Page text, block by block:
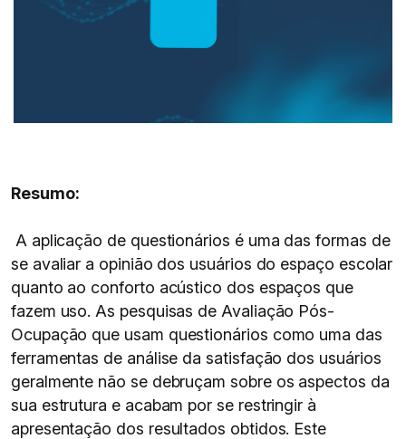
Resumo:
A aplicação de questionários é uma das formas de
se avaliar a opinião dos usuários do espaço escolar
quanto ao conforto acústico dos espaços que
fazem uso. As pesquisas de Avaliação Pós-
Ocupação que usam questionários como uma das
ferramentas de análise da satisfação dos usuários
geralmente não se debruçam sobre os aspectos da
sua estrutura e acabam por se restringir à
apresentação dos resultados obtidos. Este